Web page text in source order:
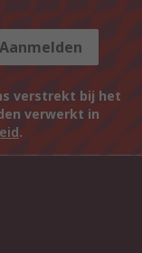
Aanmelden
verstrekt bij het
verwerkt in
.